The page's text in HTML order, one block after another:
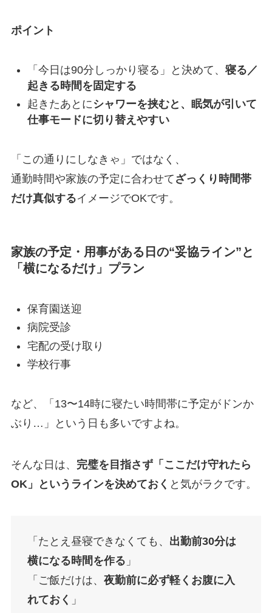
ポイント
「今日は90分しっかり寝る」と決めて、 寝る／
起きる時間を固定する
起きたあとにシャワーを挟むと、眠気が引いて
仕事モードに切り替えやすい
「この通りにしなきゃ」ではなく、
通勤時間や家族の予定に合わせて ざっくり時間帯
だけ真似するイメージでOKです。
家族の予定・用事がある日の“妥協ライン”と
「横になるだけ」プラン
保育園送迎
病院受診
宅配の受け取り
学校行事
など、「13〜14時に寝たい時間帯に予定がドンか
ぶり…」という日も多いですよね。
そんな日は、 完璧を目指さず「ここだけ守れたら
OK」というラインを決めておく と気がラクです。
「たとえ昼寝できなくても、 出勤前30分は
横になる時間を作る 」
「ご飯だけは、 夜勤前に必ず軽くお腹に入
れておく 」